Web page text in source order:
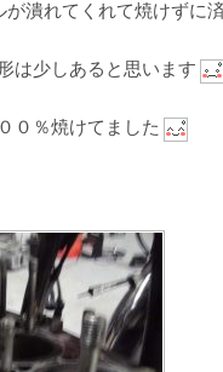
潰れてくれて焼けずに
は少しあると思います
０％焼けてました